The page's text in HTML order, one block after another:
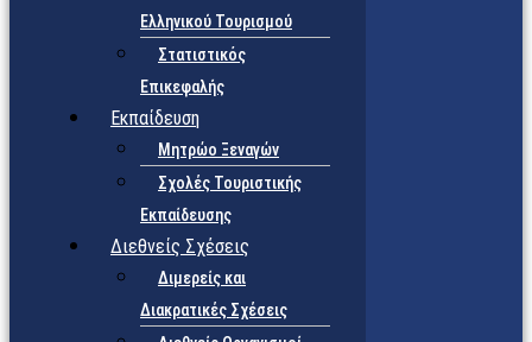
Ελληνικού Τουρισμού
Στατιστικός
Επικεφαλής
Εκπαίδευση
Μητρώο Ξεναγών
Σχολές Τουριστικής
Εκπαίδευσης
Διεθνείς Σχέσεις
Διμερείς και
Διακρατικές Σχέσεις